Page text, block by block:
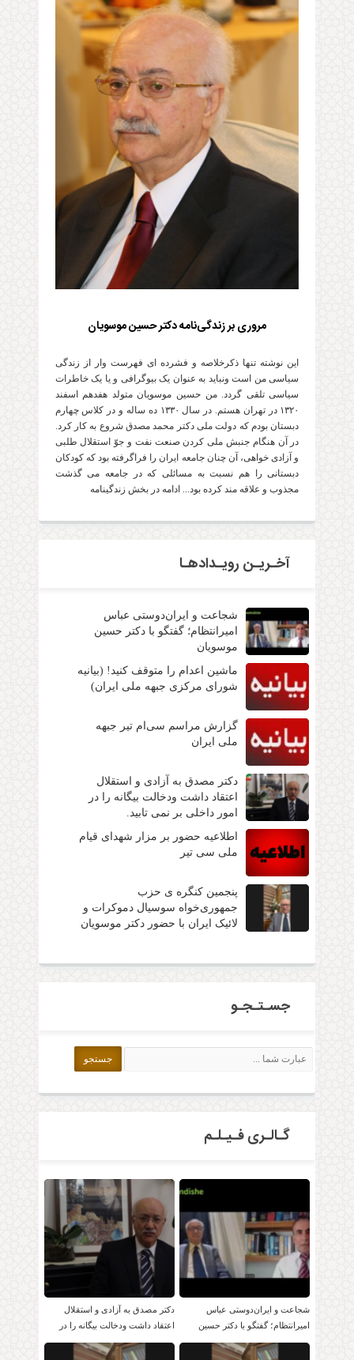
مروری بر زندگی‌نامه دکتر حسین موسویان
این نوشته تنها ذکرخلاصه و فشرده ای فهرست وار از زندگی
سیاسی من است ونباید به عنوان یک بیوگرافی و یا یک خاطرات
سیاسی تلقی گردد. من حسین موسویان متولد هفدهم اسفند
۱۳۲۰ در تهران هستم. در سال ۱۳۳۰ ده ساله و در کلاس چهارم
دبستان بودم که دولت ملی دکتر محمد مصدق شروع به کار کرد.
در آن هنگام جنبش ملی کردن صنعت نفت و جوّ استقلال طلبی
و آزادی خواهی، آن چنان جامعه ایران را فراگرفته بود که کودکان
دبستانی را هم نسبت به مسائلی که در جامعه می گذشت
مجذوب و علاقه مند کرده بود... ادامه در بخش زندگینامه
آخـریـن رویـدادهـا
شجاعت و ایران‌دوستی عباس
امیرانتظام؛ گفتگو با دکتر حسین
موسویان
ماشین اعدام را متوقف کنید! (بیانیه
شورای مرکزی جبهه ملی ایران)
گزارش مراسم سی‌ام تیر جبهه
ملی ایران
دکتر مصدق به آزادی و استقلال
اعتقاد داشت ودخالت بیگانه را در
امور داخلی بر نمی تابید.
اطلاعیه حضور بر مزار شهدای قیام
ملی سی تیر
پنجمین کنگره ی حزب
جمهوری‌خواه سوسیال دموکرات و
لائیک ایران با حضور دکتر موسویان
جسـتـجـو
گـالـری فـیـلـم
شجاعت و ایران‌دوستی عباس
امیرانتظام؛ گفتگو با دکتر حسین
موسویان
دکتر مصدق به آزادی و استقلال
اعتقاد داشت ودخالت بیگانه را در
امور داخلی بر نمی تابید.